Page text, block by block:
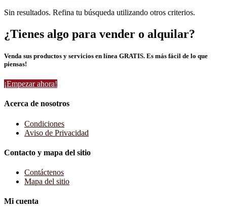
Sin resultados. Refina tu búsqueda utilizando otros criterios.
¿Tienes algo para vender o alquilar?
Venda sus productos y servicios en línea GRATIS. Es más fácil de lo que
piensas!
¡Empezar ahora!
Acerca de nosotros
Condiciones
Aviso de Privacidad
Contacto y mapa del sitio
Contáctenos
Mapa del sitio
Mi cuenta